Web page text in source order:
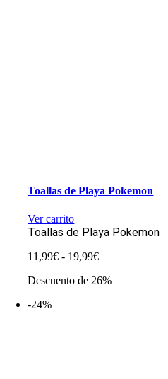
Toallas de Playa Pokemon
Ver carrito
Toallas de Playa Pokemon
11,99€ - 19,99€Rango
precios:
Descuento de 26%
-24%